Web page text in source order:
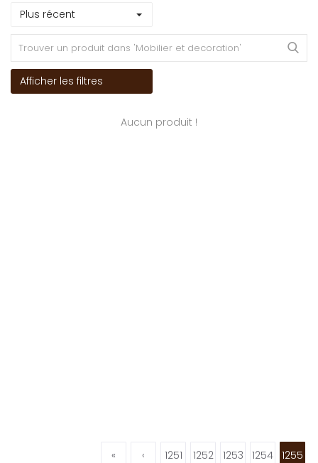
Plus récent
Afficher les filtres
Aucun produit !
« ‹ 1251 1252 1253 1254 1255